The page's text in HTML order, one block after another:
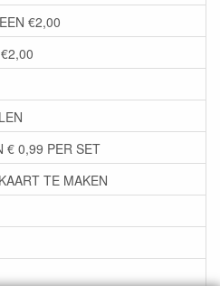
€2,00
€ 0,99 PER SET
TE MAKEN